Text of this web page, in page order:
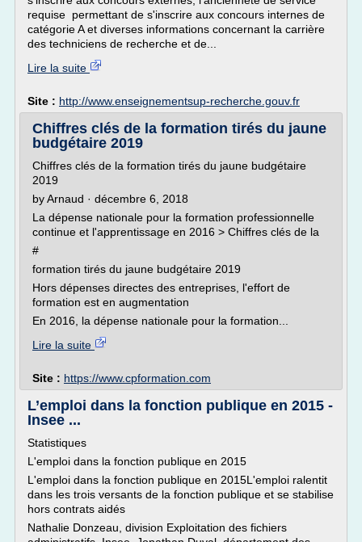
requise permettant de s'inscrire aux concours internes de
catégorie A et diverses informations concernant la carrière
des techniciens de recherche et de...
Lire la suite
Site : http://www.enseignementsup-recherche.gouv.fr
Chiffres clés de la formation tirés du jaune
budgétaire 2019
Chiffres clés de la formation tirés du jaune budgétaire
2019
by Arnaud · décembre 6, 2018
La dépense nationale pour la formation professionnelle
continue et l'apprentissage en 2016 > Chiffres clés de la
#
formation tirés du jaune budgétaire 2019
Hors dépenses directes des entreprises, l'effort de
formation est en augmentation
En 2016, la dépense nationale pour la formation...
Lire la suite
Site : https://www.cpformation.com
L’emploi dans la fonction publique en 2015 -
Insee ...
Statistiques
L'emploi dans la fonction publique en 2015
L'emploi dans la fonction publique en 2015L'emploi ralentit
dans les trois versants de la fonction publique et se stabilise
hors contrats aidés
Nathalie Donzeau, division Exploitation des fichiers